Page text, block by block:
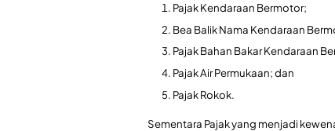
Pajak Kendaraan Bermotor;
Bea Balik Nama Kendaraan
Pajak Bahan Bakar Kendaraan
Pajak Air Permukaan; dan
Pajak Rokok.
Sementara Pajak yang menjadi